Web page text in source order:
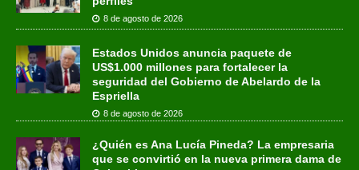
8 de agosto de 2026
Estados Unidos anuncia paquete de
US$1.000 millones para fortalecer la
seguridad del Gobierno de Abelardo de la
Espriella
8 de agosto de 2026
¿Quién es Ana Lucía Pineda? La empresaria
que se convirtió en la nueva primera dama de